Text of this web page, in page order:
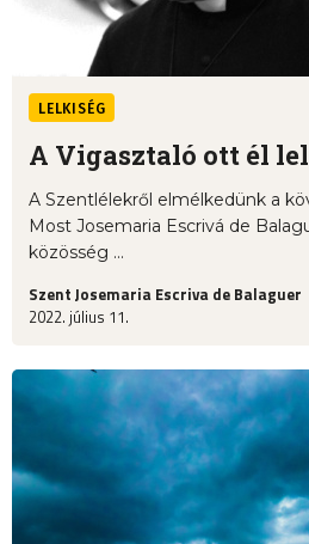
LELKISÉG
A Vigasztaló ott él
A Szentlélekről elmélkedünk a
Most Josemaria Escrivá de
közösség ...
Szent Josemaria Escriva de Balaguer
2022. július 11.